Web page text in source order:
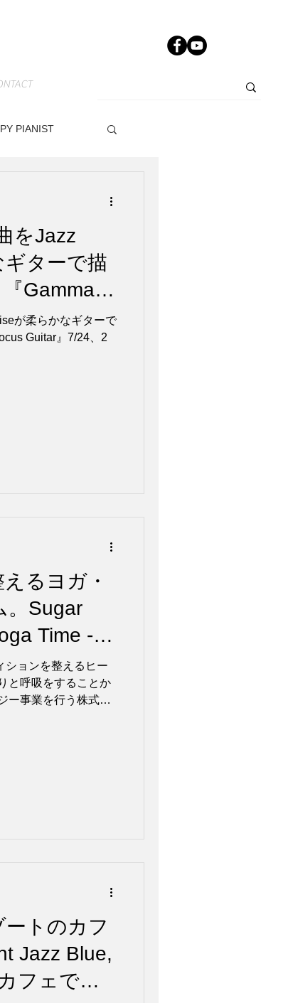
PIANIST
Track Maker R
をJazz
ターで描
Gamma
2作同時配
が柔らかなギターで
Guitar』7/24、2
るヨガ・
。Sugar
Time -
and
始
ションを整えるヒー
と呼吸をすることか
ー事業を行う株式会
な余白をそっと灯し
トのカフ
Jazz Blue,
フェで流